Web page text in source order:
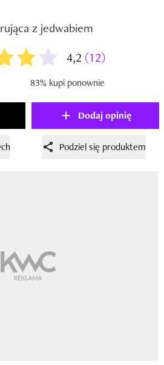
z jedwabiem
4,2 (12)
83% kupi ponownie
Dodaj opinię
Podziel się produktem